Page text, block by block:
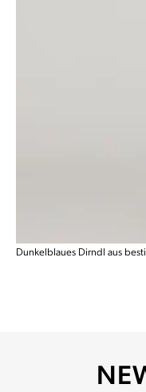
Dunkelblaues Dirndl aus